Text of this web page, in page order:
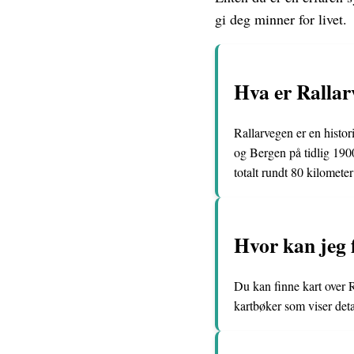
gi deg minner for livet.
Hva er
Rallarvegen er en
og Bergen på tidlig
totalt rundt 80
Hvor kan jeg
Du kan finne kart over
kartbøker som viser